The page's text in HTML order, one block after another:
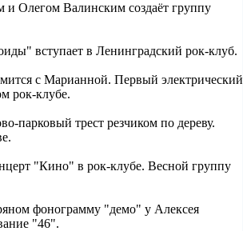
Олегом Валинским создаёт группу
вступает в Ленинградский рок-клуб.
с Марианной. Первый электрический
рок-клубе.
парковый трест резчиком по дереву.
"Кино" в рок-клубе. Весной группу
фонограмму "демо" у Алексея
"46".